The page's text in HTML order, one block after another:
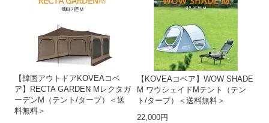
【韓国アウトドアKOVEAコベ
ア】RECTA GARDEN Mレクタガ
ーデンM（テント/タープ）＜送
料無料＞
【KOVEAコベア】WOW SHADE
M ワウシェイドMテント（テン
ト/タープ）＜送料無料＞
22,000円